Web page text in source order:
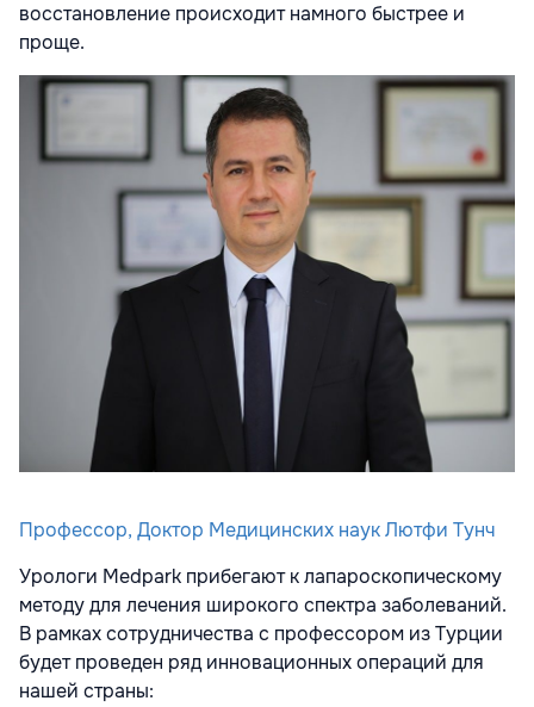
восстановление происходит намного быстрее и
проще.
Профессор, Доктор Медицинских наук Лютфи Тунч
Урологи Medpark прибегают к лапароскопическому
методу для лечения широкого спектра заболеваний.
В рамках сотрудничества с профессором из Турции
будет проведен ряд инновационных операций для
нашей страны: